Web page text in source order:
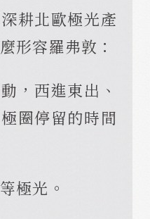
耕北歐極光產
形容羅弗敦：
，西進東出、
圈停留的時間
極光。